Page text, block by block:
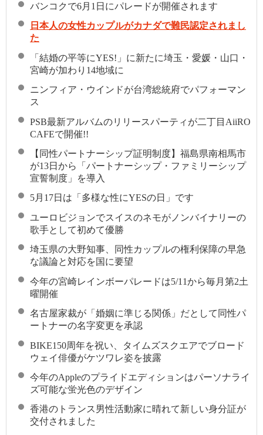
バンコクで6月1日にパレードが開催されます
日本人の女性カップルがカナダで難民認定されまし
た
「結婚の平等にYES!」に新たに埼玉・愛媛・山口・
宮崎が加わり14地域に
ニンフィア・ウインドが台湾総統府でパフォーマン
ス
PSB最新アルバムのリリースパーティが二丁目AiiRO
CAFEで開催!!
【同性パートナーシップ証明制度】福島県南相馬市
が13日から「パートナーシップ・ファミリーシップ
宣誓制度」を導入
5月17日は「多様な性にYESの日」です
ユーロビジョンでスイスのネモがノンバイナリーの
歌手として初めて優勝
埼玉県の大野知事、同性カップルの権利保障の早急
な議論と対応を国に要望
今年の宮崎レインボーパレードは5/11から毎月第2土
曜開催
名古屋家裁が「婚姻に準じる関係」だとして同性パ
ートナーの名字変更を承認
BIKE150周年を祝い、タイムズスクエアでブロード
ウェイ俳優がケツワレ姿を披露
今年のAppleのプライドエディションはパーソナライ
ズ可能な蛍光色のデザイン
香港のトランス男性活動家に晴れて新しい身分証が
交付されました